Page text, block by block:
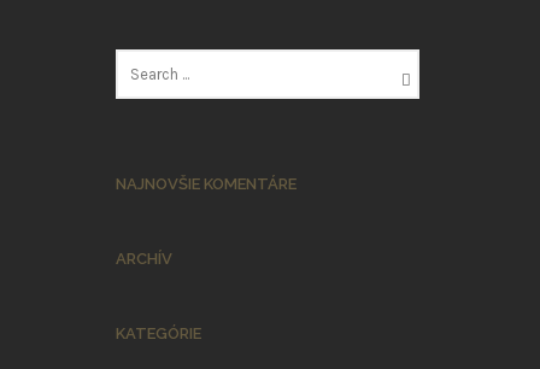
NAJNOVŠIE KOMENTÁRE
ARCHÍV
KATEGÓRIE